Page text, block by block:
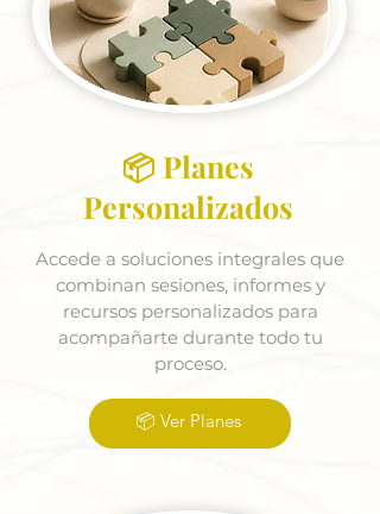
📦 Planes
Personalizados
Accede a soluciones integrales que
combinan sesiones, informes y
recursos personalizados para
acompañarte durante todo tu
proceso.
📦 Ver Planes